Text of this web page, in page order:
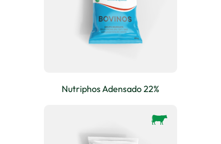
Nutriphos Adensado 22%